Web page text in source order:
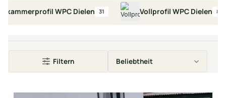
WPC Dielen 31 Vollprofil WPC Dielen 82
Filtern